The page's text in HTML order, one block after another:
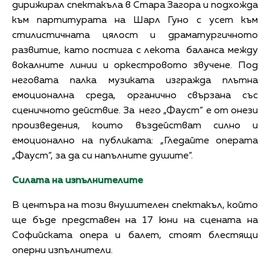
дирижирал спектакъла в Стара Загора и подхожда
към партитурата на Шарл Гуно с усет към
стилистичната цялост и драматургичното
развитие, като постига с лекота баланса между
вокалните линии и оркестровото звучене. Под
неговата палка музиката изгражда плътна
емоционална среда, органично свързана със
сценичното действие. За него „Фауст“ е от онези
произведения, които въздействат силно и
емоционално на публиката: „Гледайте операта
„Фауст“, за да си напълните душите“.
Силата на изпълнителите
В центъра на този внушителен спектакъл, който
ще бъде представен на 17 юни на сцената на
Софийската опера и балет, стоят блестящи
оперни изпълнители.